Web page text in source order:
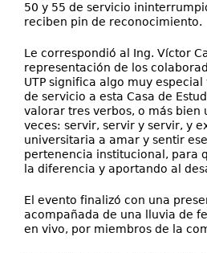
50 y 55 de servicio
reciben pin de reconocimiento.
Le correspondió al Ing. Víctor
representación de los
UTP significa algo muy
de servicio a esta Casa de
valorar tres verbos, o más bien
veces: servir, servir y servir, y
universitaria a amar y sentir
pertenencia institucional, para
la diferencia y aportando al
El evento finalizó con una
acompañada de una lluvia de
en vivo, por miembros de la